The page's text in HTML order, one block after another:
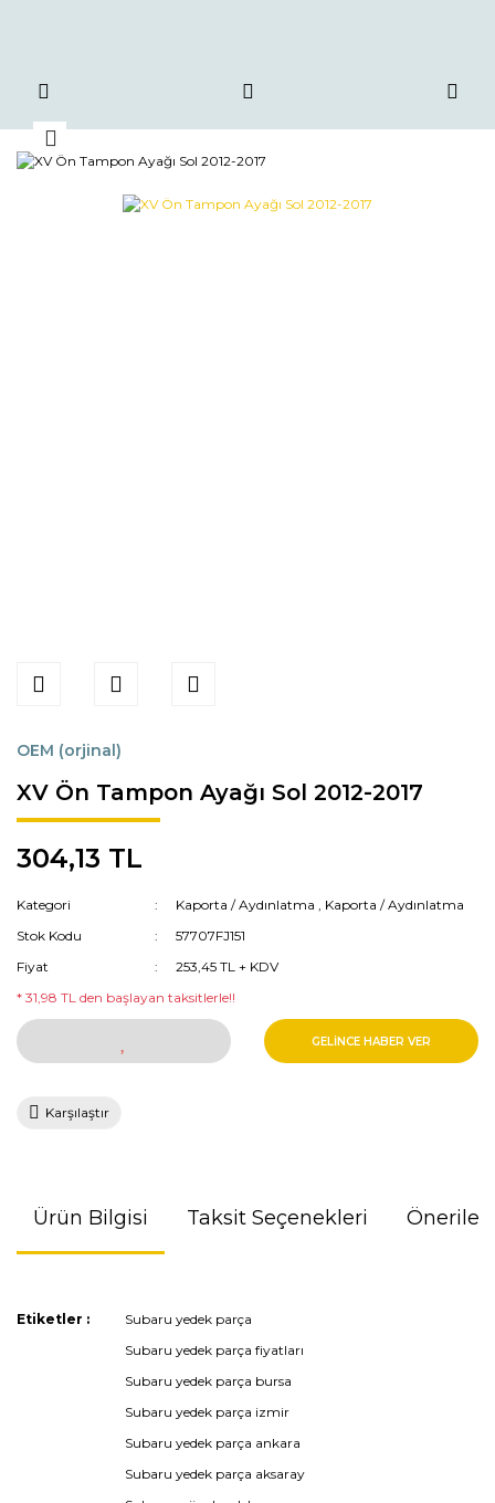
OEM (orjinal)
XV Ön Tampon Ayağı Sol 2012-2017
304,13 TL
Kategori Kaporta / Aydınlatma , Kaporta / Aydınlatma
Stok Kodu
57707FJ151
Fiyat
253,45 TL + KDV
* 31,98 TL den başlayan taksitlerle!!
GELİNCE HABER VER
Karşılaştır
Ürün Bilgisi Taksit Seçenekleri
Bu ürünün fiyat bilgisi, resim, ürün açıklamalarında ve diğer
kullanarak tarafımıza iletebilirsiniz.
Görüş ve önerileriniz için teşekkür ederiz.
Etiketler :
Subaru yedek parça
Subaru yedek parça fiyatları
Subaru yedek parça bursa
Subaru yedek parça izmir
Subaru yedek parça ankara
Subaru yedek parça aksaray